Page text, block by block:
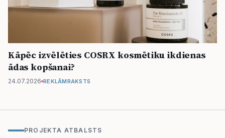
Kāpēc izvēlēties COSRX kosmētiku ikdienas
ādas kopšanai?
24.07.2026 REKLĀMRAKSTS
PROJEKTA ATBALSTS